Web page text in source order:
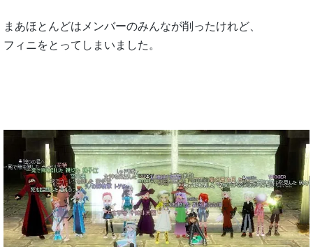
まあほとんどはメンバーのみんなが削ったけれど、
フィニをとってしまいました。